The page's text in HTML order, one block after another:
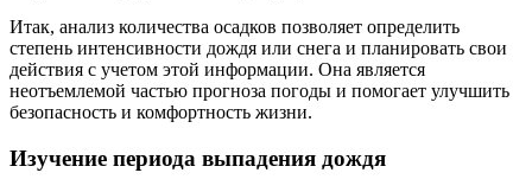
Итак, анализ количества осадков позволяет определить
степень интенсивности дождя или снега и планировать свои
действия с учетом этой информации. Она является
неотъемлемой частью прогноза погоды и помогает улучшить
безопасность и комфортность жизни.
Изучение периода выпадения дождя